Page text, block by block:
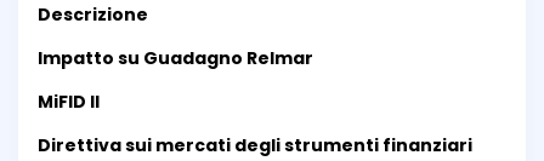
Descrizione
Impatto su Guadagno Relmar
MiFID II
Direttiva sui mercati degli strumenti finanziari